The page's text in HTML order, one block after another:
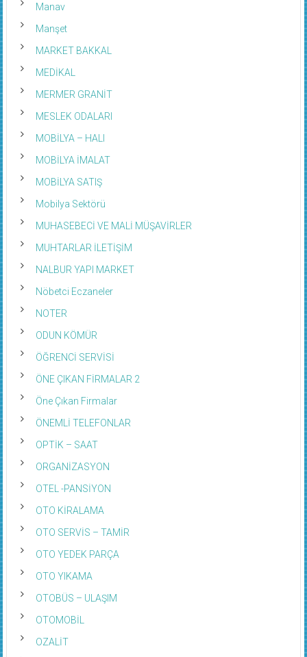
Manav
Manşet
MARKET BAKKAL
MEDİKAL
MERMER GRANİT
MESLEK ODALARI
MOBİLYA – HALI
MOBİLYA İMALAT
MOBİLYA SATIŞ
Mobilya Sektörü
MUHASEBECİ VE MALİ MÜŞAVİRLER
MUHTARLAR İLETİŞİM
NALBUR YAPI MARKET
Nöbetci Eczaneler
NOTER
ODUN KÖMÜR
ÖĞRENCİ SERVİSİ
ÖNE ÇIKAN FİRMALAR 2
Öne Çıkan Firmalar
ÖNEMLİ TELEFONLAR
OPTİK – SAAT
ORGANİZASYON
OTEL -PANSİYON
OTO KİRALAMA
OTO SERVİS – TAMİR
OTO YEDEK PARÇA
OTO YIKAMA
OTOBÜS – ULAŞIM
OTOMOBİL
OZALİT